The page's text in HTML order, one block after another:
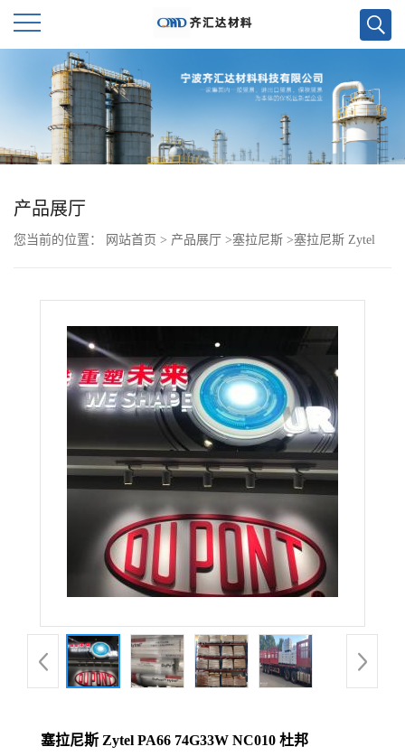
首
页
公
品
厅
产品展厅
您当前的位置： 网站首页 > 产品展厅 >塞拉尼斯 >塞拉尼斯 Zytel
塞拉尼斯 Zytel PA66 74G33W NC010 杜邦